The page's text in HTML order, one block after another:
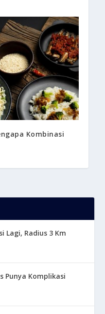
Kombinasi
Lagi, Radius 3 Km
Punya Komplikasi